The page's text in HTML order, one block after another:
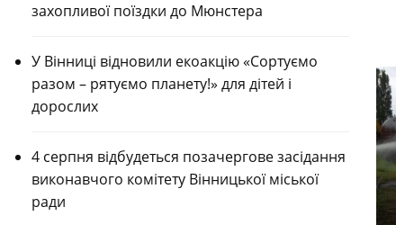
захопливої поїздки до Мюнстера
У Вінниці відновили екоакцію «Сортуємо
разом – рятуємо планету!» для дітей і
дорослих
4 серпня відбудеться позачергове засідання
виконавчого комітету Вінницької міської
ради